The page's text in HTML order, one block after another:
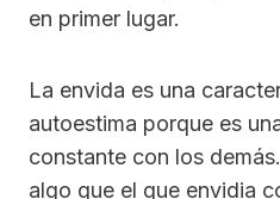
en primer lugar.
La envida es una
autoestima porque es
constante con los
algo que el que envidia